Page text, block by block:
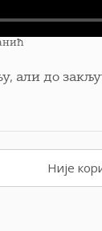
али до
Није